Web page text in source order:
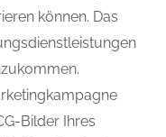
können. Das
Bilder Ihres